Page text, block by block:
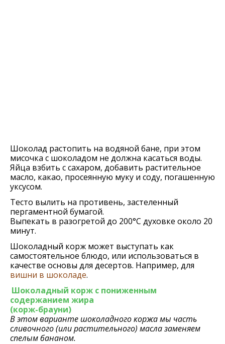
Шоколад растопить на водяной бане, при этом
мисочка с шоколадом не должна касаться воды.
Яйца взбить с сахаром, добавить растительное
масло, какао, просеянную муку и соду, погашенную
уксусом.
Тесто вылить на противень, застеленный
пергаментной бумагой.
Выпекать в разогретой до 200°C духовке около 20
минут.
Шоколадный корж может выступать как
самостоятельное блюдо, или использоваться в
качестве основы для десертов. Например, для
вишни в шоколаде.
Шоколадный корж с пониженным
содержанием жира
(корж-брауни)
В этом варианте шоколадного коржа мы часть
сливочного (или растительного) масла заменяем
спелым бананом.